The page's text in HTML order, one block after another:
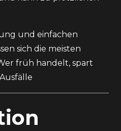
und einfachen
sich die meisten
früh handelt, spart